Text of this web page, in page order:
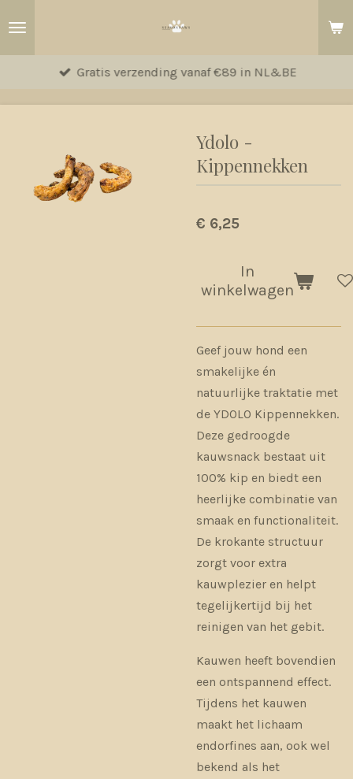
hoofdinhoud
Gratis verzending vanaf €89 in NL&BE
Ydolo -
Kippennekken
€ 6,25
In
winkelwagen
Geef jouw hond een
smakelijke én
natuurlijke traktatie met
de YDOLO Kippennekken.
Deze gedroogde
kauwsnack bestaat uit
100% kip en biedt een
heerlijke combinatie van
smaak en functionaliteit.
De krokante structuur
zorgt voor extra
kauwplezier en helpt
tegelijkertijd bij het
reinigen van het gebit.
Kauwen heeft bovendien
een ontspannend effect.
Tijdens het kauwen
maakt het lichaam
endorfines aan, ook wel
bekend als het